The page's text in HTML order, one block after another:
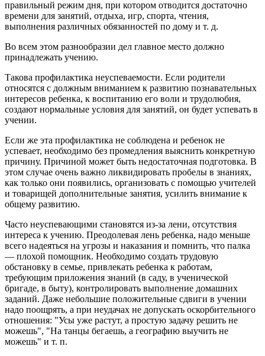
правильный режим дня, при котором отводится достаточно
времени для занятий, отдыха, игр, спорта, чтения,
выполнения различных обязанностей по дому и т. д.
Во всем этом разнообразии дел главное место должно
принадлежать учению.
Такова профилактика неуспеваемости. Если родители
относятся с должным вниманием к развитию познавательных
интересов ребенка, к воспитанию его воли и трудолюбия,
создают нормальные условия для занятий, он будет успевать в
учении.
Если же эта профилактика не соблюдена и ребенок не
успевает, необходимо без промедления выяснить конкретную
причину. Причиной может быть недостаточная подготовка. В
этом случае очень важно ликвидировать пробелы в знаниях,
как только они появились, организовать с помощью учителей
и товарищей дополнительные занятия, усилить внимание к
общему развитию.
Часто неуспевающими становятся из-за лени, отсутствия
интереса к учению. Преодолевая лень ребенка, надо меньше
всего надеяться на угрозы и наказания и помнить, что палка
— плохой помощник. Необходимо создать трудовую
обстановку в семье, привлекать ребенка к работам,
требующим приложения знаний (в саду, в ученической
бригаде, в быту), контролировать выполнение домашних
заданий. Даже небольшие положительные сдвиги в учении
надо поощрять, а при неудачах не допускать оскорбительного
отношения: "Усы уже растут, а простую задачу решить не
можешь", "На танцы бегаешь, а географию выучить не
можешь" и т. п.